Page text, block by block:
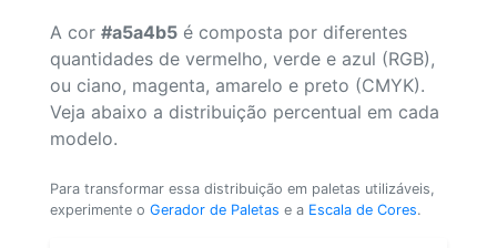
A cor #a5a4b5 é composta por diferentes
quantidades de vermelho, verde e azul (RGB),
ou ciano, magenta, amarelo e preto (CMYK).
Veja abaixo a distribuição percentual em cada
modelo.
Para transformar essa distribuição em paletas utilizáveis,
experimente o Gerador de Paletas e a Escala de Cores.